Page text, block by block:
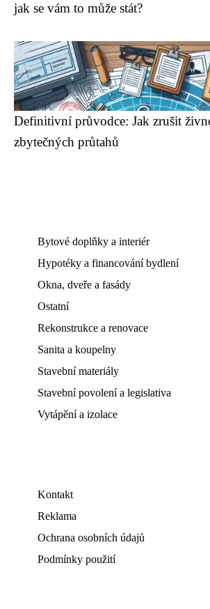
jak se vám to může stát?
Definitivní průvodce: Jak zrušit
zbytečných průtahů
Bytové doplňky a interiér
Hypotéky a financování bydlení
Okna, dveře a fasády
Ostatní
Rekonstrukce a renovace
Sanita a koupelny
Stavební materiály
Stavební povolení a legislativa
Vytápění a izolace
Kontakt
Reklama
Ochrana osobních údajů
Podmínky použití